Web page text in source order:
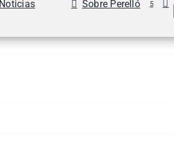
Noticias Sobre Perelló 5